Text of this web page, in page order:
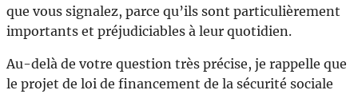
que vous signalez, parce qu’ils sont particulièrement
importants et préjudiciables à leur quotidien.
Au-delà de votre question très précise, je rappelle que
le projet de loi de financement de la sécurité sociale